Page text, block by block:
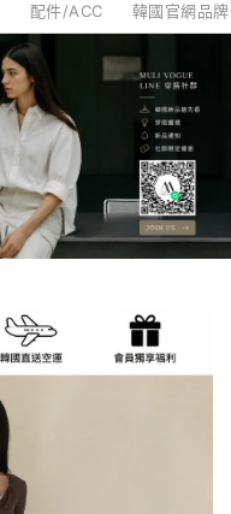
配件/ACC 韓國官網品